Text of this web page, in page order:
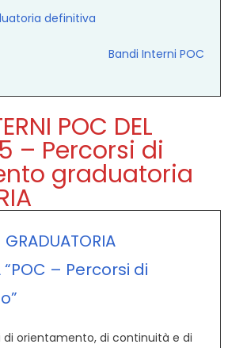
definitiva
Bandi Interni POC
POC DEL
– Percorsi di
graduatoria
“POC – Percorsi di
di orientamento, di continuità e di